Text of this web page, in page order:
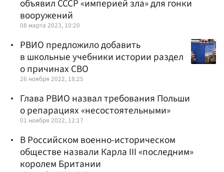
объявил СССР «империей зла» для гонки
вооружений
08 марта 2023, 10:20
РВИО предложило добавить
в школьные учебники истории раздел
о причинах СВО
26 ноября 2022, 18:25
Глава РВИО назвал требования Польши
о репарациях «несостоятельными»
01 ноября 2022, 12:17
В Российском военно-историческом
обществе назвали Карла III «последним»
королем Британии